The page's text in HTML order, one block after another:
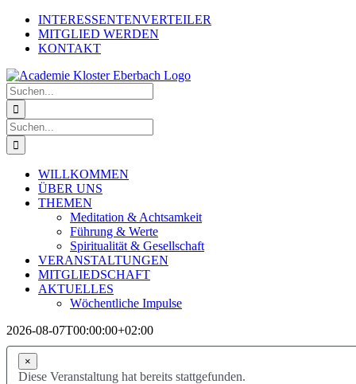
Zum
Inhalt
springen
INTERESSENTENVERTEILER
MITGLIED WERDEN
KONTAKT
Suche
nach:
Suche
nach:
WILLKOMMEN
ÜBER UNS
THEMEN
Meditation & Achtsamkeit
Führung & Werte
Spiritualität & Gesellschaft
VERANSTALTUNGEN
MITGLIEDSCHAFT
AKTUELLES
Wöchentliche Impulse
2026-08-07T00:00:00+02:00
×
Diese Veranstaltung hat bereits stattgefunden.